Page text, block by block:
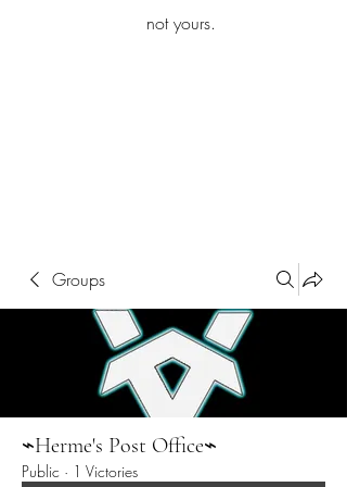
not yours.
Groups
⌁Herme's Post Office⌁
Public · 1 Victories